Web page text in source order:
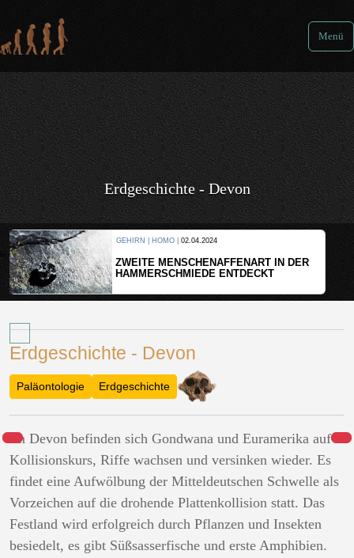
Menü
Erdgeschichte - Devon
GEHIRN | HOMO |02.04.2024
ZWEITE MENSCHENAFFENART IN DER
HAMMERSCHMIEDE ENTDECKT
Erdgeschichte - Devon
Paläontologie Erdgeschichte
Im Devon befinden sich Gondwana und Euramerika auf
Kollisionskurs, Riffe wachsen und versinken wieder. Es
findet eine Aufwölbung der Mitteldeutschen Schwelle als
Vorzeichen auf die drohende Plattenkollision statt. Das
Festland wird erfolgreich durch Pflanzen und Insekten
besiedelt, es gibt Süßsasserfische und erste Amphibien.